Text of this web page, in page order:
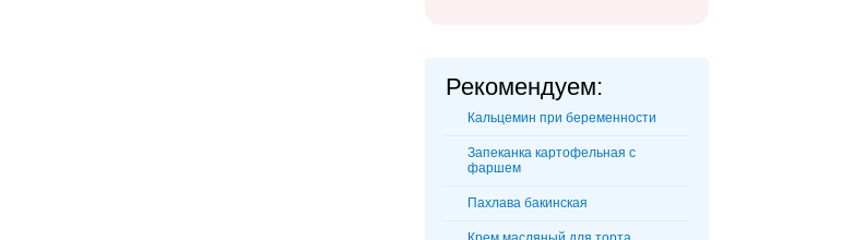
Рекомендуем:
Кальцемин при беременности
Запеканка картофельная с
фаршем
Пахлава бакинская